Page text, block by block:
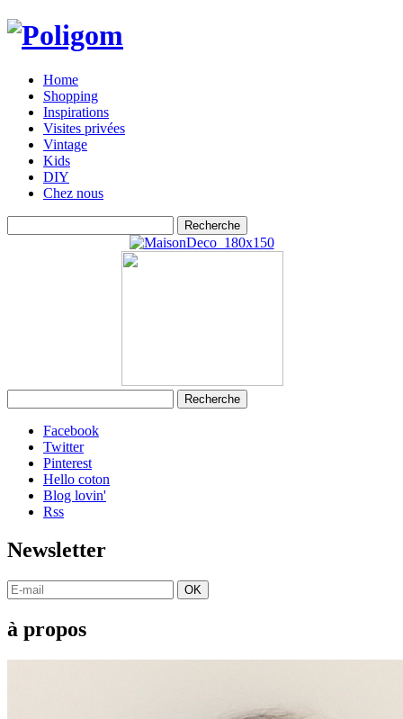
Home
Shopping
Inspirations
Visites privées
Vintage
Kids
DIY
Chez nous
Facebook
Twitter
Pinterest
Hello coton
Blog lovin'
Rss
Newsletter
OK
à propos